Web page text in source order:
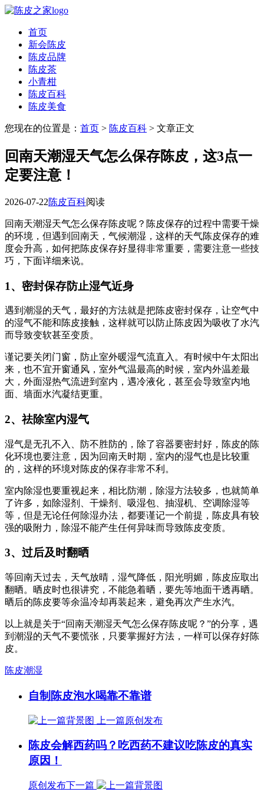
首页
新会陈皮
陈皮品牌
陈皮茶
小青柑
陈皮百科
陈皮美食
您现在的位置是： 首页 > 陈皮百科 > 文章正文
回南天潮湿天气怎么保存陈皮，这3点一
定要注意！
2026-07-22陈皮百科阅读
回南天潮湿天气怎么保存陈皮呢？陈皮保存的过程中需要干燥
的环境，但遇到回南天，气候潮湿，这样的天气陈皮保存的难
度会升高，如何把陈皮保存好显得非常重要，需要注意一些技
巧，下面详细来说。
1、密封保存防止湿气近身
遇到潮湿的天气，最好的方法就是把陈皮密封保存，让空气中
的湿气不能和陈皮接触，这样就可以防止陈皮因为吸收了水汽
而导致变软甚至变质。
谨记要关闭门窗，防止室外暖湿气流直入。有时候中午太阳出
来，也不宜开窗通风，室外气温最高的时候，室内外温差最
大，外面湿热气流进到室内，遇冷液化，甚至会导致室内地
面、墙面水汽凝结更重。
2、祛除室内湿气
湿气是无孔不入、防不胜防的，除了容器要密封好，陈皮的陈
化环境也要注意，因为回南天时期，室内的湿气也是比较重
的，这样的环境对陈皮的保存非常不利。
室内除湿也要重视起来，相比防潮，除湿方法较多，也就简单
了许多，如除湿剂、干燥剂、吸湿包、抽湿机、空调除湿等
等，但是无论任何除湿办法，都要谨记一个前提，陈皮具有较
强的吸附力，除湿不能产生任何异味而导致陈皮变质。
3、过后及时翻晒
等回南天过去，天气放晴，湿气降低，阳光明媚，陈皮应取出
翻晒。晒皮时也很讲究，不能急着晒，要先等地面干透再晒。
晒后的陈皮要等余温冷却再装起来，避免再次产生水汽。
以上就是关于“回南天潮湿天气怎么保存陈皮呢？”的分享，遇
到潮湿的天气不要慌张，只要掌握好方法，一样可以保存好陈
皮。
陈皮潮湿
自制陈皮泡水喝靠不靠谱
上一篇原创发布
陈皮会解西药吗？吃西药不建议吃陈皮的真实
原因！
原创发布下一篇